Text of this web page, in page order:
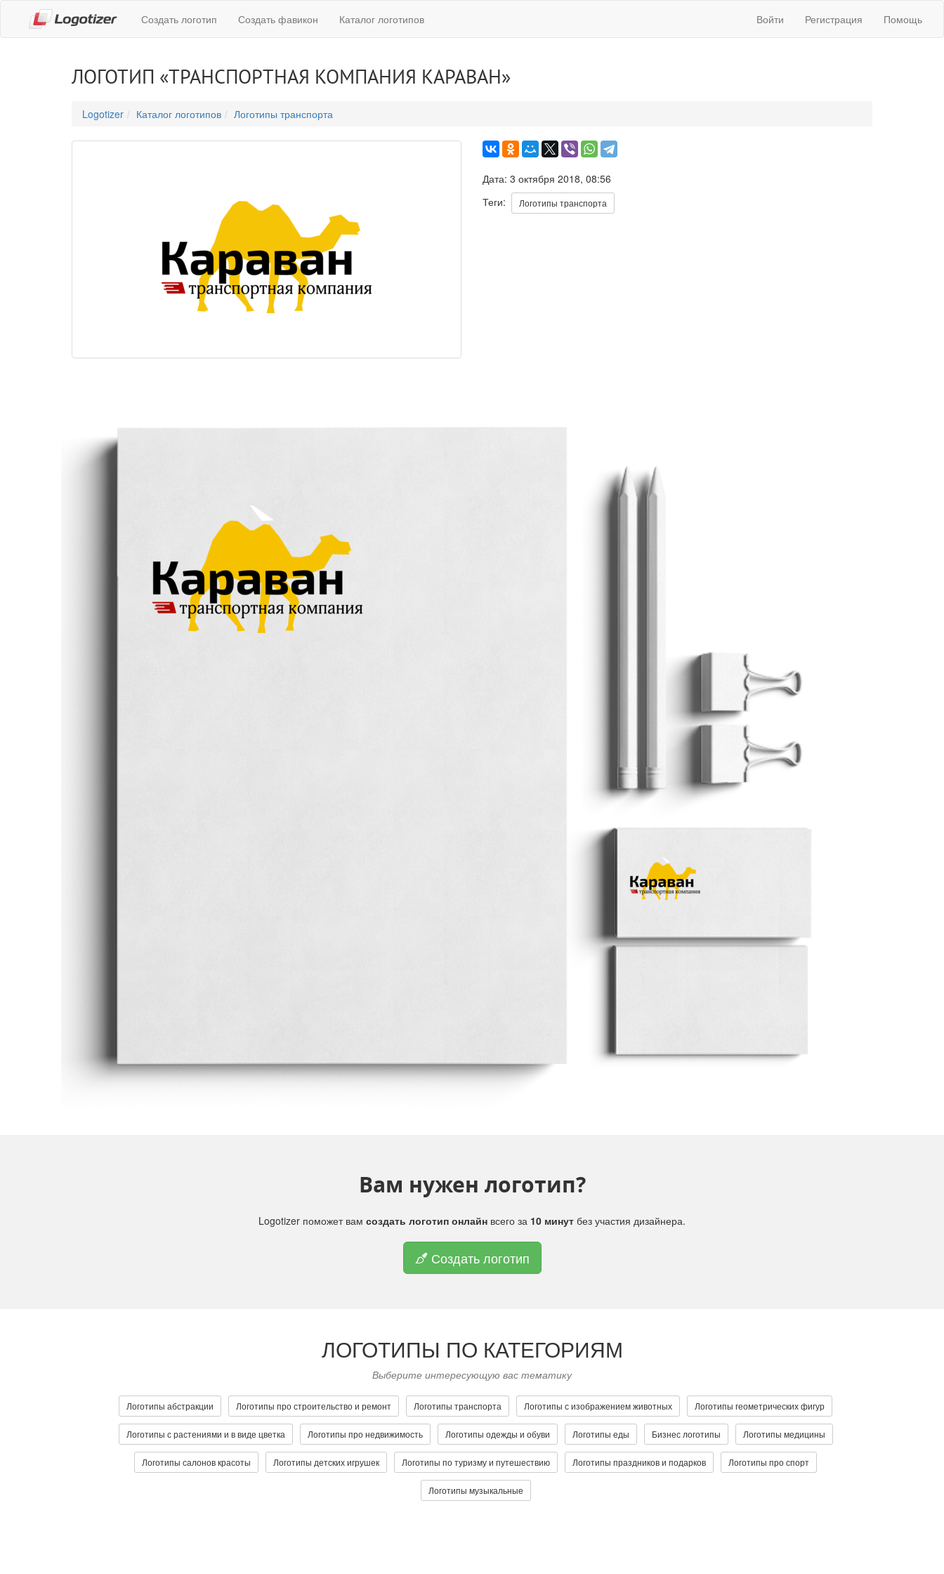
Создать логотип Создать фавикон Каталог логотипов Войти Регистрация Помощь
ЛОГОТИП «ТРАНСПОРТНАЯ КОМПАНИЯ КАРАВАН»
Logotizer Каталог логотипов Логотипы транспорта
Дата: 3 октября 2018, 08:56
Теги:
Логотипы транспорта
Вам нужен логотип?
Logotizer поможет вам создать логотип онлайн всего за 10 минут без участия дизайнера.
Создать логотип
ЛОГОТИПЫ ПО КАТЕГОРИЯМ
Выберите интересующую вас тематику
Логотипы абстракции Логотипы про строительство и ремонт Логотипы транспорта Логотипы с изображением животных Логотипы геометрических фигур
Логотипы с растениями и в виде цветка Логотипы про недвижимость Логотипы одежды и обуви Логотипы еды Бизнес логотипы Логотипы медицины
Логотипы салонов красоты Логотипы детских игрушек Логотипы по туризму и путешествию Логотипы праздников и подарков Логотипы про спорт
Логотипы музыкальные